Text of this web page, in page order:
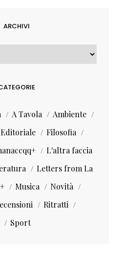
ARCHIVI
A Tavola
Ambiente
Editoriale
Filosofia
L'altra faccia
Letters from La
Musica
Novità
Ritratti
Sport